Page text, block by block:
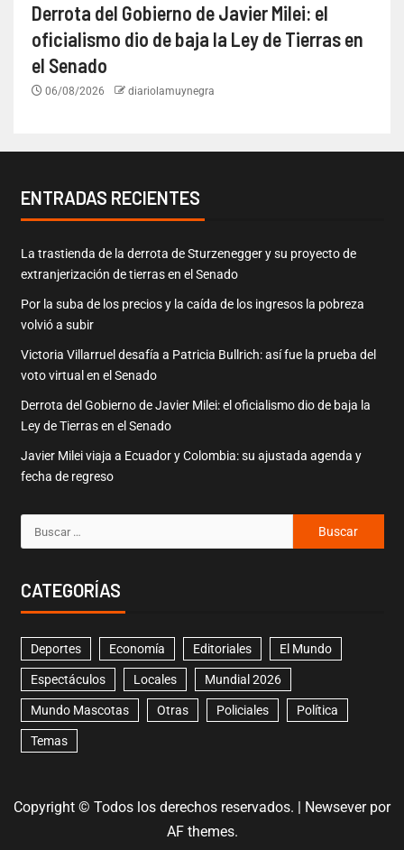
Derrota del Gobierno de Javier Milei: el
oficialismo dio de baja la Ley de Tierras en
el Senado
06/08/2026 diariolamuynegra
ENTRADAS RECIENTES
La trastienda de la derrota de Sturzenegger y su proyecto de
extranjerización de tierras en el Senado
Por la suba de los precios y la caída de los ingresos la pobreza
volvió a subir
Victoria Villarruel desafía a Patricia Bullrich: así fue la prueba del
voto virtual en el Senado
Derrota del Gobierno de Javier Milei: el oficialismo dio de baja la
Ley de Tierras en el Senado
Javier Milei viaja a Ecuador y Colombia: su ajustada agenda y
fecha de regreso
CATEGORÍAS
Deportes Economía Editoriales El Mundo
Espectáculos Locales Mundial 2026
Mundo Mascotas Otras Policiales Política
Temas
Copyright © Todos los derechos reservados. Newseverpor
AF themes.